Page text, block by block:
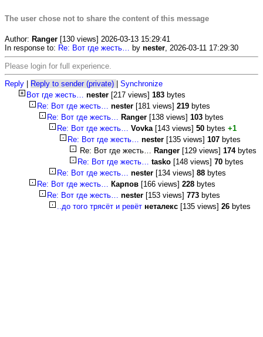
The user chose not to share the content of this message
Author: Ranger [130 views] 2026-03-13 15:29:41
In response to: Re: Вот где жесть… by nester, 2026-03-11 17:29:30
Please login for full experience.
Reply Reply to sender (private)
Synchronize
Вот где жесть…nester [217 views]183 bytes
Re: Вот где жесть… nester[181 views] 219bytes
Re: Вот где жесть…
Ranger[138 views] 103bytes
Re: Вот где жесть…Vovka [143 views]50 bytes+1
Re: Вот где жесть… nester[135 views] 107bytes
Re: Вот где жесть…
Ranger[129 views] 174bytes
Re: Вот где жесть… tasko[148 views] 70bytes
Re: Вот где жесть…nester [134 views]88 bytes
Re: Вот где жесть…
Карпов[166 views] 228bytes
Re: Вот где жесть… nester[153 views] 773bytes
..до того трясёт и ревётнеталекс [135 views]26 bytes